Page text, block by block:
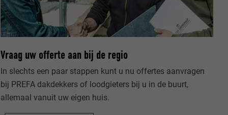
Vraag uw offerte aan bij de regio
In slechts een paar stappen kunt u nu offertes aanvragen
bij PREFA dakdekkers of loodgieters bij u in de buurt,
allemaal vanuit uw eigen huis.
het
ons"-